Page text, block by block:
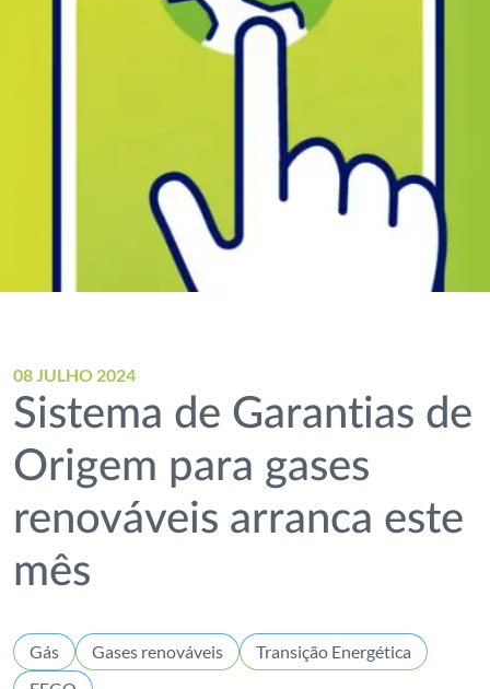
08 JULHO 2024
Sistema de Garantias de
Origem para gases
renováveis arranca este
mês
Gás Gases renováveis
Transição Energética